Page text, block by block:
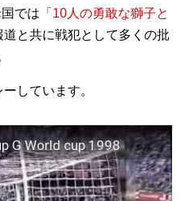
では 「10人の勇敢な獅子と
と共に戦犯として多くの批
しています。
G World cup 1998